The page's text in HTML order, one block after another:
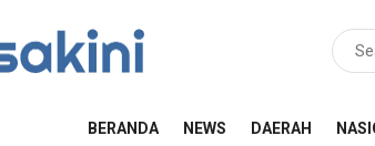
BERANDA NEWS DAERAH